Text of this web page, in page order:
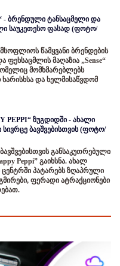
- ბრენდული ტანსაცმელი და
საუკეთესო ფასად (ფოტო/
წამყვანი ბრენდების
ფეხსაცმლის მაღაზია „Sense“
მომხმარებლებს
ხარისხსა და ხელმისაწვდომ
PEPPI“ ზუგდიდში - ახალი
ბავშვებისთვის (ფოტო/
განსაკუთრებული
Peppi” გაიხსნა. ახალ
პატარებს ზღაპრული
ფერადი ატრაქციონები